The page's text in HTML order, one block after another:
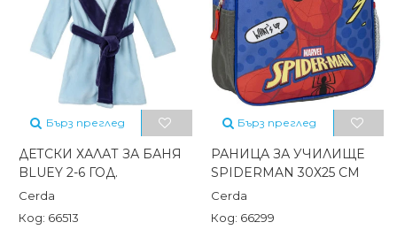
Бърз преглед
ДЕТСКИ ХАЛАТ ЗА БАНЯ
BLUEY 2-6 ГОД.
Cerda
Код: 66513
Бърз преглед
РАНИЦА ЗА УЧИЛИЩЕ
SPIDERMAN 30Х25 СМ
Cerda
Код: 66299